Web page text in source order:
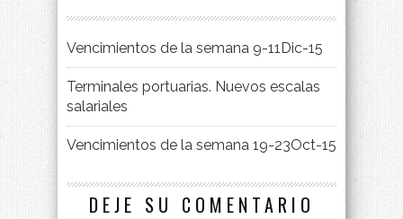
Vencimientos de la semana 9-11Dic-15
Terminales portuarias. Nuevos escalas
salariales
Vencimientos de la semana 19-23Oct-15
DEJE SU COMENTARIO